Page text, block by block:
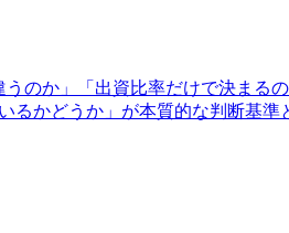
のか」「出資比率だけで決まる
かどうか」が本質的な判断基